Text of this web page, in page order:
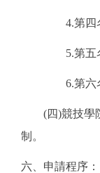
4.第四
5.第五
6.第六
(四)競技學
制。
六、申請程序：